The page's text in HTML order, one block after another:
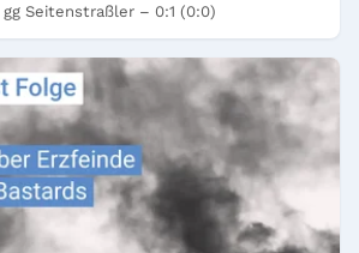
gg Seitenstraßler – 0:1 (0:0)